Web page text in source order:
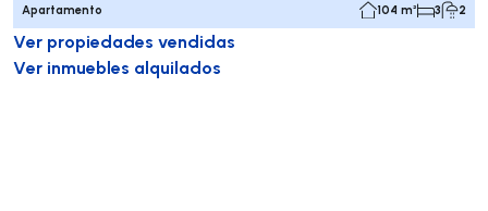
Apartamento 104 m² 3 2
Ver propiedades vendidas
Ver inmuebles alquilados